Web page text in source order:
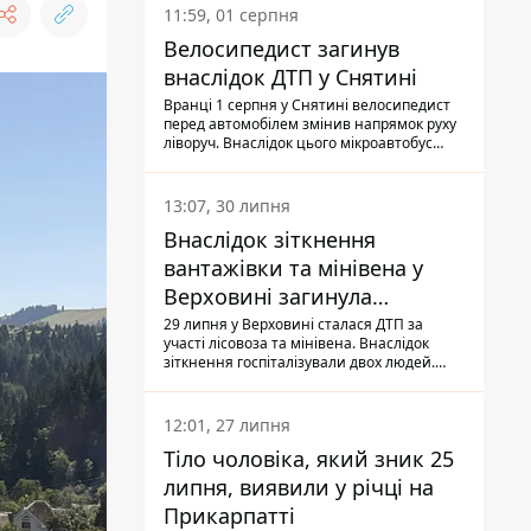
11:59, 01 серпня
Велосипедист загинув
внаслідок ДТП у Снятині
Вранці 1 серпня у Снятині велосипедист
перед автомобілем змінив напрямок руху
ліворуч. Внаслідок цього мікроавтобус
13:07, 30 липня
Внаслідок зіткнення
вантажівки та мінівена у
Верховині загинула
пасажирка, водійка - у
лікарні
29 липня у Верховині сталася ДТП за
участі лісовоза та мінівена. Внаслідок
зіткнення госпіталізували двох людей.
Також травми отримала водійка
автомобіля.
12:01, 27 липня
Тіло чоловіка, який зник 25
липня, виявили у річці на
Прикарпатті